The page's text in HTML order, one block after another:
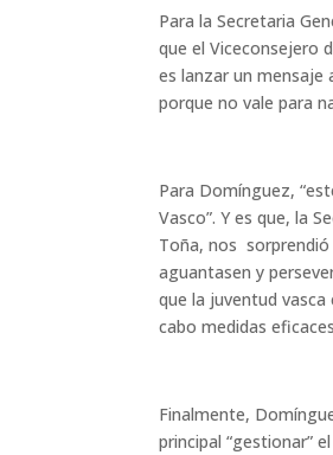
Para la Secretaria
que el Viceconsejero
es lanzar un mensaje
porque no vale para
Para Domínguez,
Vasco”. Y es que, la
Toña, nos sorprendió
aguantasen y
que la juventud
cabo medidas
Finalmente,
principal “gestionar”